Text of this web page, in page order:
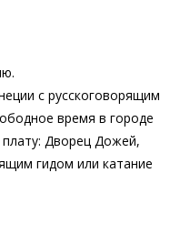
с русскоговорящим
время в городе
плату: Дворец Дожей,
гидом или катание